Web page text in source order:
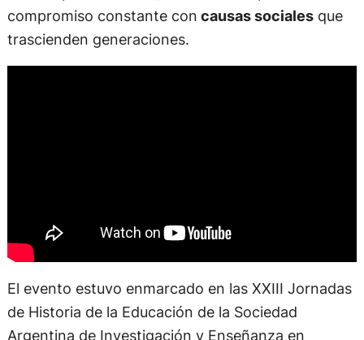
no solo por su música, sino también por su
compromiso constante con
El evento estuvo enmarcado en las XXIII Jornadas
de Historia de la Educación de la Sociedad